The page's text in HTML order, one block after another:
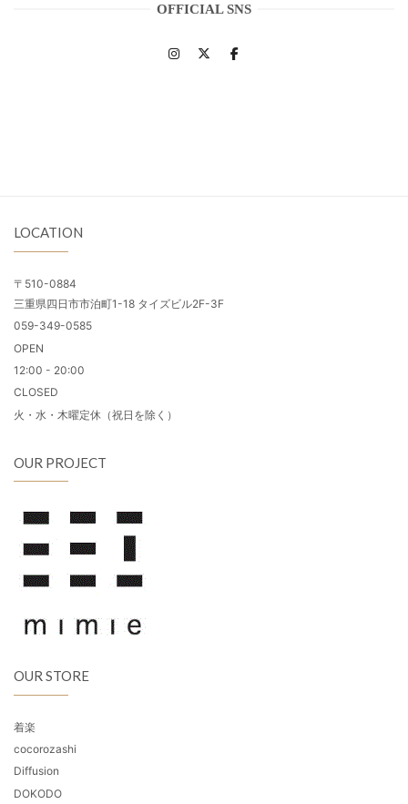
OFFICIAL SNS
LOCATION
〒510-0884
三重県四日市市泊町1-18 タイズビル2F-3F
059-349-0585
OPEN
12:00 - 20:00
CLOSED
火・水・木曜定休（祝日を除く）
OUR PROJECT
OUR STORE
着楽
cocorozashi
Diffusion
DOKODO